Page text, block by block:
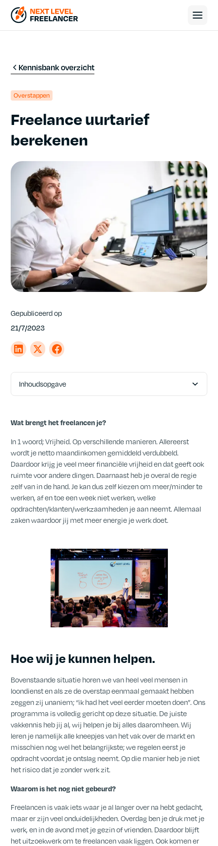
Kennisbank overzicht
Overstappen
Freelance uurtarief
berekenen
Gepubliceerd op
21/7/2023
Wat brengt het freelancen je?
In 1 woord; Vrijheid. Op verschillende manieren. Allereerst
wordt je netto maandinkomen gemiddeld verdubbeld.
Daardoor krijg je veel meer financiële vrijheid en dat geeft ook
ruimte voor andere dingen. Daarnaast heb je overal de regie
zelf van in de hand. Je kan dus zelf kiezen om meer/minder te
werken, af en toe een week niet werken, welke
opdrachten/klanten/werkzaamheden je aan neemt. Allemaal
zaken waardoor jij met meer energie je werk doet.
Hoe wij je kunnen helpen.
Bovenstaande situatie horen we van heel veel mensen in
loondienst en als ze de overstap eenmaal gemaakt hebben
zeggen zij unaniem; “ik had het veel eerder moeten doen”. Ons
programma is volledig gericht op deze situatie. De juiste
vakkennis heb jij al, wij helpen je bij alles daaromheen. Wij
leren je namelijk alle kneepjes van het vak over de markt en
misschien nog wel het belangrijkste; we regelen eerst je
opdracht voordat je ontslag neemt. Op die manier heb je niet
het risico dat je zonder werk zit.
Waarom is het nog niet gebeurd?
Freelancen is vaak iets waar je al langer over na hebt gedacht,
maar er zijn veel onduidelijkheden. Overdag ben je druk met je
werk, en in de avond met je gezin of vrienden. Daardoor blijft
het uitzoekwerk om te freelancen vaak liggen. Ook komen er
Inhoudsopgave